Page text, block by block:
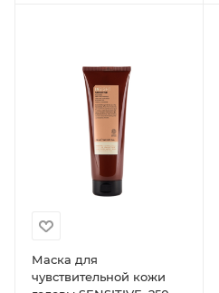
Маска для
чувствительной кожи